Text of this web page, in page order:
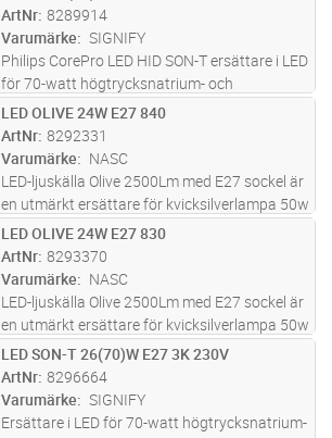
traditionella kvicksilverlampor med i glas med
ellipsoidform. Full användning av
ArtNr 8289914
Varumärke
SIGNIFY
Philips CorePro LED HID SON-T ersättare i LED
för 70-watt högtrycksnatrium- och
metallhalogen ljuskällor (SON-T/CDO-TT). Den
levererar 4500 lumen vid 26 W, 4000 K, en
spridningsvinkel på 300° och har
ST Lägg i kundvagn
LED OLIVE 24W E27 840
ArtNr 8292331
Varumärke
NASC
LED-ljuskälla Olive 2500Lm med E27 sockel är
en utmärkt ersättare för kvicksilverlampa 50w
och passar direkt i befintlig armatur utan att
göra några ändringar. De fungerar bra i
miljöer där ni vill h...läs mer
ST Lägg i kundvagn
LED OLIVE 24W E27 830
ArtNr 8293370
Varumärke
NASC
LED-ljuskälla Olive 2500Lm med E27 sockel är
en utmärkt ersättare för kvicksilverlampa 50w
och passar direkt i befintlig armatur utan att
göra några ändringar. De fungerar bra i
miljöer där ni vill h...läs mer
ST Lägg i kundvagn
LED SON-T 26(70)W E27 3K 230V
ArtNr 8296664
Varumärke
SIGNIFY
Ersättare i LED för 70-watt högtrycksnatrium-